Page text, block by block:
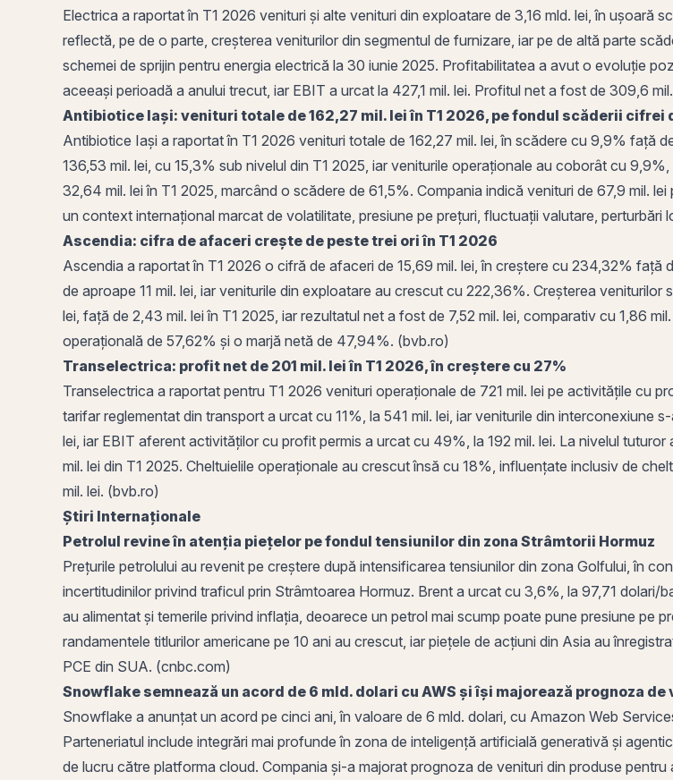
Electrica a raportat în T1 2026 venituri și alte venituri din exploatare de 3,16 mld. lei, în ușoară
reflectă, pe de o parte, creșterea veniturilor din segmentul de furnizare, iar pe de altă parte
schemei de sprijin pentru energia electrică la 30 iunie 2025. Profitabilitatea a avut o evoluție
aceeași perioadă a anului trecut, iar EBIT a urcat la 427,1 mil. lei. Profitul net a fost de 309,6
Antibiotice Iași: venituri totale de 162,27 mil. lei în T1 2026, pe fondul scăderii cifrei
Antibiotice Iași a raportat în T1 2026 venituri totale de 162,27 mil. lei, în scădere cu 9,9% față
136,53 mil. lei, cu 15,3% sub nivelul din T1 2025, iar veniturile operaționale au coborât cu
32,64 mil. lei în T1 2025, marcând o scădere de 61,5%. Compania indică venituri de 67,9 mil.
un context internațional marcat de volatilitate, presiune pe prețuri, fluctuații valutare, perturbări
Ascendia: cifra de afaceri crește de peste trei ori în T1 2026
Ascendia a raportat în T1 2026 o cifră de afaceri de 15,69 mil. lei, în creștere cu 234,32%
de aproape 11 mil. lei, iar veniturile din exploatare au crescut cu 222,36%. Creșterea
lei, față de 2,43 mil. lei în T1 2025, iar rezultatul net a fost de 7,52 mil. lei, comparativ cu 1,86
operațională de 57,62% și o marjă netă de 47,94%. (bvb.ro)
Transelectrica: profit net de 201 mil. lei în T1 2026, în creștere cu 27%
Transelectrica a raportat pentru T1 2026 venituri operaționale de 721 mil. lei pe activitățile cu
tarifar reglementat din transport a urcat cu 11%, la 541 mil. lei, iar veniturile din interconexiune
lei, iar EBIT aferent activităților cu profit permis a urcat cu 49%, la 192 mil. lei. La nivelul
mil. lei din T1 2025. Cheltuielile operaționale au crescut însă cu 18%, influențate inclusiv de
mil. lei. (bvb.ro)
Știri Internaționale
Petrolul revine în atenția piețelor pe fondul tensiunilor din zona Strâmtorii Hormuz
Prețurile petrolului au revenit pe creștere după intensificarea tensiunilor din zona Golfului, în
incertitudinilor privind traficul prin Strâmtoarea Hormuz. Brent a urcat cu 3,6%, la 97,71 dolari/
au alimentat și temerile privind inflația, deoarece un petrol mai scump poate pune presiune pe
randamentele titlurilor americane pe 10 ani au crescut, iar piețele de acțiuni din Asia au
PCE din SUA. (cnbc.com)
Snowflake semnează un acord de 6 mld. dolari cu AWS și își majorează prognoza de
Snowflake a anunțat un acord pe cinci ani, în valoare de 6 mld. dolari, cu Amazon Web
Parteneriatul include integrări mai profunde în zona de inteligență artificială generativă și
de lucru către platforma cloud. Compania și-a majorat prognoza de venituri din produse